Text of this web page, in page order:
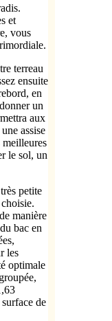
et
vous
terreau
ensuite
en
un
aux
assise
le sol, un
petite
manière
bac en
les
optimale
de